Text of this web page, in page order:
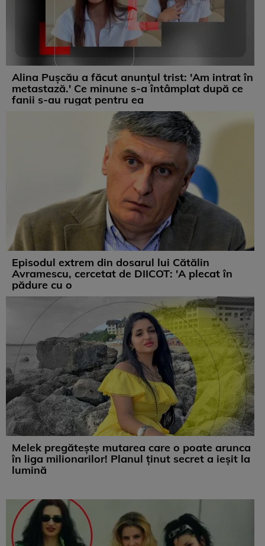
Alina Pușcău a făcut anunțul trist: 'Am intrat în
metastază.' Ce minune s-a întâmplat după ce
fanii s-au rugat pentru ea
Episodul extrem din dosarul lui Cătălin
Avramescu, cercetat de DIICOT: 'A plecat în
pădure cu o
Melek pregătește mutarea care o poate arunca
în liga milionarilor! Planul ținut secret a ieșit la
lumină